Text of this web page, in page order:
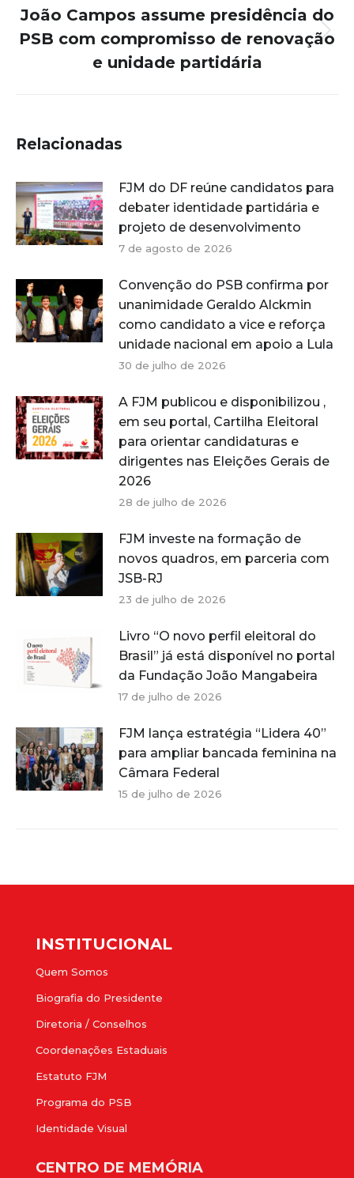
Próximo
post:
João Campos assume presidência do
PSB com compromisso de renovação
e unidade partidária
Relacionadas
FJM do DF reúne candidatos para
debater identidade partidária e
projeto de desenvolvimento
7 de agosto de 2026
Convenção do PSB confirma por
unanimidade Geraldo Alckmin
como candidato a vice e reforça
unidade nacional em apoio a Lula
30 de julho de 2026
A FJM publicou e disponibilizou ,
em seu portal, Cartilha Eleitoral
para orientar candidaturas e
dirigentes nas Eleições Gerais de
2026
28 de julho de 2026
FJM investe na formação de
novos quadros, em parceria com
JSB-RJ
23 de julho de 2026
Livro “O novo perfil eleitoral do
Brasil” já está disponível no portal
da Fundação João Mangabeira
17 de julho de 2026
FJM lança estratégia “Lidera 40”
para ampliar bancada feminina na
Câmara Federal
15 de julho de 2026
INSTITUCIONAL
Quem Somos
Biografia do Presidente
Diretoria / Conselhos
Coordenações Estaduais
Estatuto FJM
Programa do PSB
Identidade Visual
CENTRO DE MEMÓRIA